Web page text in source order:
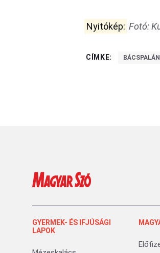
Nyitókép: Fotó:
CÍMKE:
GYERMEK- ÉS IFJÚSÁGI
LAPOK